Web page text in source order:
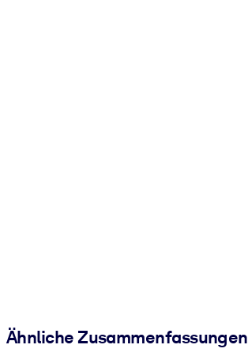
Ähnliche Zusammenfassungen